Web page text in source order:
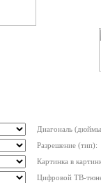
Диагональ
Разрешение (тип):
Картинка в
Цифровой ТВ-